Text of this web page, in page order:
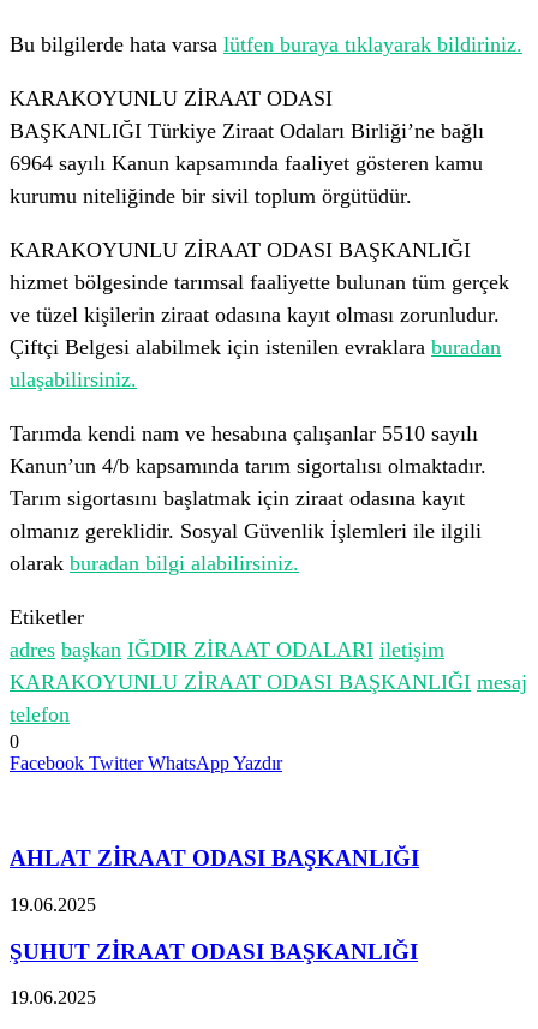
Bu bilgilerde hata varsa lütfen buraya tıklayarak bildiriniz.
KARAKOYUNLU ZİRAAT ODASI
BAŞKANLIĞI Türkiye Ziraat Odaları Birliği’ne bağlı
6964 sayılı Kanun kapsamında faaliyet gösteren kamu
kurumu niteliğinde bir sivil toplum örgütüdür.
KARAKOYUNLU ZİRAAT ODASI BAŞKANLIĞI
hizmet bölgesinde tarımsal faaliyette bulunan tüm gerçek
ve tüzel kişilerin ziraat odasına kayıt olması zorunludur.
Çiftçi Belgesi alabilmek için istenilen evraklara buradan
ulaşabilirsiniz.
Tarımda kendi nam ve hesabına çalışanlar 5510 sayılı
Kanun’un 4/b kapsamında tarım sigortalısı olmaktadır.
Tarım sigortasını başlatmak için ziraat odasına kayıt
olmanız gereklidir. Sosyal Güvenlik İşlemleri ile ilgili
olarak buradan bilgi alabilirsiniz.
Etiketler
adres başkan IĞDIR ZİRAAT ODALARI iletişim
KARAKOYUNLU ZİRAAT ODASI BAŞKANLIĞI mesaj
telefon
0
Facebook Twitter WhatsAppYazdır
AHLAT ZİRAAT ODASI BAŞKANLIĞI
19.06.2025
ŞUHUT ZİRAAT ODASI BAŞKANLIĞI
19.06.2025